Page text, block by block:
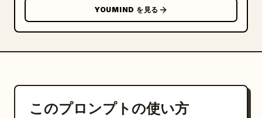
YOUMIND を見る
このプロンプトの使い方